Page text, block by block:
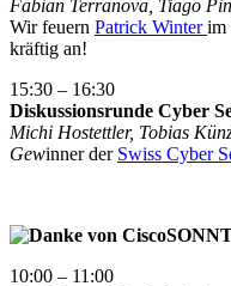
Fabian Terranova, Tiago
Wir feuern Patrick Winterim
kräftig an!
15:30 – 16:30
Diskussionsrunde Cyber
Michi Hostettler, Tobias
Gewinner der Swiss Cyber
10:00 – 11:00